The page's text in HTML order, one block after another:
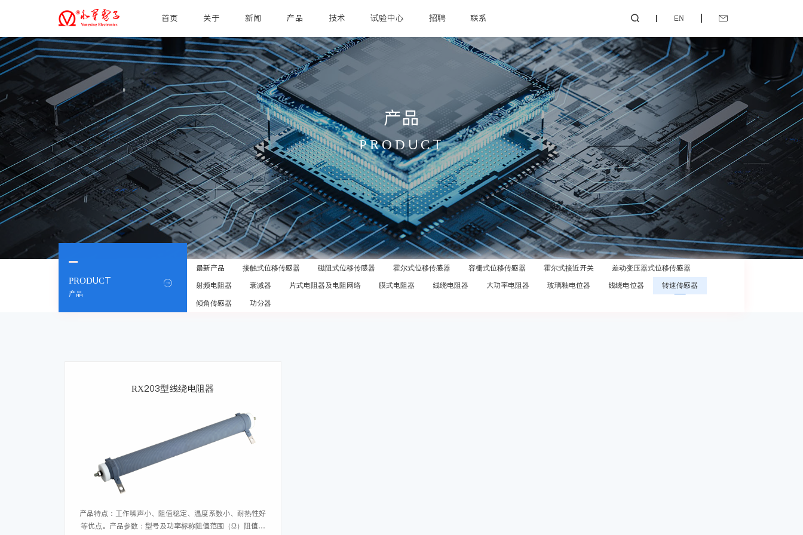
首页 关于 新闻 产品 技术 试验中心 招聘 联系  EN 
产品
PRODUCT
PRODUCT
产品

最新产品 接触式位移传感器 磁阻式位移传感器 霍尔式位移传感器 容栅式位移传感器 霍尔式接近开关
差动变压器式位移传感器
射频电阻器
衰减器 片式电阻器及电阻网络 膜式电阻器 线绕电阻器 大功率电阻器 玻璃釉电位器 线绕电位器
转速传感器
倾角传感器
功分器
RX203型线绕电阻器
产品特点：工作噪声小、阻值稳定、温度系数小、耐热性好
等优点。产品参数：型号及功率标称阻值范围（Ω）阻值允